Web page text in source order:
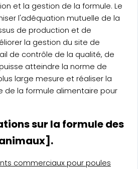
et la gestion de la formule. Le
l'adéquation mutuelle de la
de production et de
la gestion du site de
de contrôle de la qualité, de
atteindre la norme de
large mesure et réaliser la
de la formule alimentaire pour
sur la formule des
commerciaux pour poules